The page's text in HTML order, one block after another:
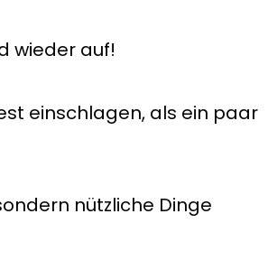
wieder auf!
einschlagen, als ein paar
nützliche Dinge